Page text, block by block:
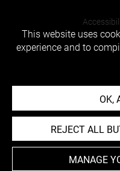
This website uses
experience and to
OK,
REJECT ALL
MANAGE